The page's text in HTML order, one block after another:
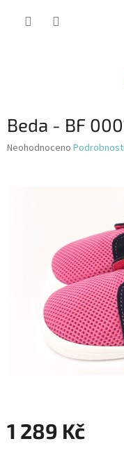
Beda - BF
Průměrné
Neohodnoceno
1 289 Kč